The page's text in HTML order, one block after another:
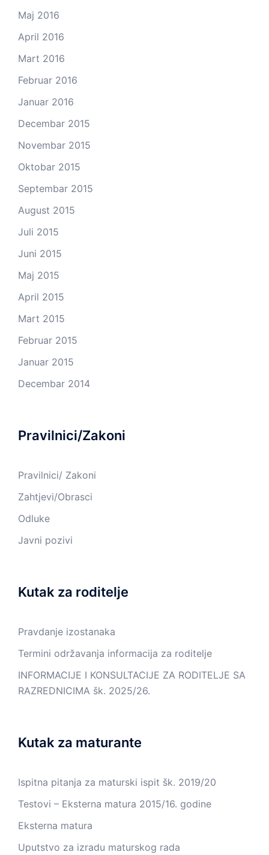
Maj 2016
April 2016
Mart 2016
Februar 2016
Januar 2016
Decembar 2015
Novembar 2015
Oktobar 2015
Septembar 2015
August 2015
Juli 2015
Juni 2015
Maj 2015
April 2015
Mart 2015
Februar 2015
Januar 2015
Decembar 2014
Pravilnici/Zakoni
Pravilnici/ Zakoni
Zahtjevi/Obrasci
Odluke
Javni pozivi
Kutak za roditelje
Pravdanje izostanaka
Termini održavanja informacija za roditelje
INFORMACIJE I KONSULTACIJE ZA RODITELJE SA
RAZREDNICIMA šk. 2025/26.
Kutak za maturante
Ispitna pitanja za maturski ispit šk. 2019/20
Testovi – Eksterna matura 2015/16. godine
Eksterna matura
Uputstvo za izradu maturskog rada